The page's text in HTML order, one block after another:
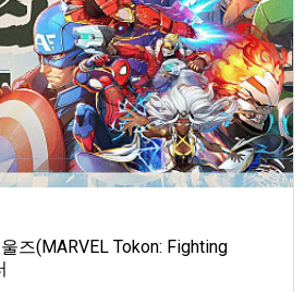
즈(MARVEL Tokon: Fighting